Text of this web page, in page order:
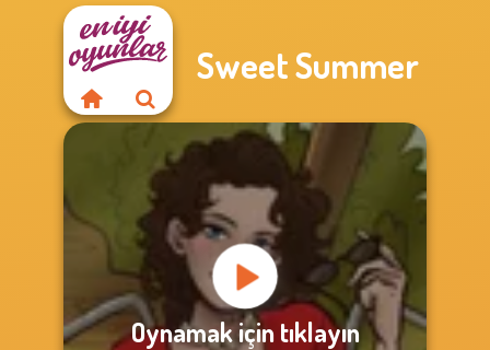
Sweet Summer
Oynamak için tıklayın